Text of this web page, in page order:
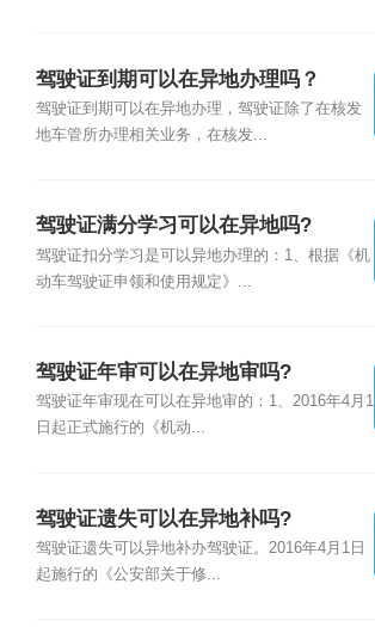
驾驶证到期可以在异地办理吗？
驾驶证到期可以在异地办理，驾驶证除了在核发
地车管所办理相关业务，在核发...
驾驶证满分学习可以在异地吗?
驾驶证扣分学习是可以异地办理的：1、根据《机
动车驾驶证申领和使用规定》...
驾驶证年审可以在异地审吗?
驾驶证年审现在可以在异地审的：1、2016年4月1
日起正式施行的《机动...
驾驶证遗失可以在异地补吗?
驾驶证遗失可以异地补办驾驶证。2016年4月1日
起施行的《公安部关于修...